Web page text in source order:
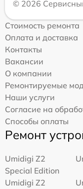
© 2026
Стоимость ремонта
Оплата и доставка
Контакты
Вакансии
О компании
Ремонтируемые
Наши услуги
Согласие на
Способы оплаты
Ремонт
Umidigi Z2
Special Edition
Umidigi Z2